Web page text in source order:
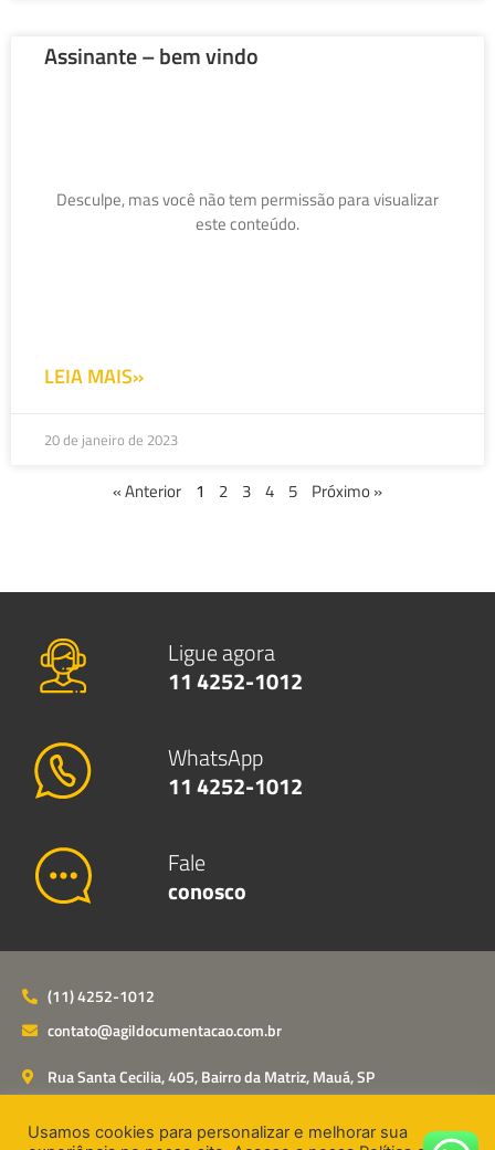
Assinante – bem vindo
Desculpe, mas você não tem permissão para visualizar
este conteúdo.
LEIA MAIS»
20 de janeiro de 2023
« Anterior 1 2 3 4 5 Próximo »
Ligue agora
11 4252-1012
WhatsApp
11 4252-1012
Fale
conosco
(11) 4252-1012
contato@agildocumentacao.com.br
Rua Santa Cecilia, 405, Bairro da Matriz, Mauá, SP
Usamos cookies para personalizar e melhorar sua